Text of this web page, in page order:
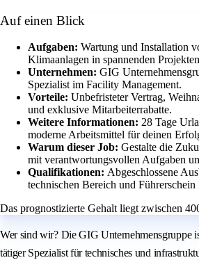
Auf einen Blick
Aufgaben: Wartung und Installation
Klimaanlagen in spannenden
Unternehmen: GIG
Spezialist im Facility Management.
Vorteile: Unbefristeter Vertrag,
und exklusive Mitarbeiterrabatte.
Weitere Informationen: 28 Tage
moderne Arbeitsmittel für deinen
Warum dieser Job: Gestalte die
mit verantwortungsvollen Aufgaben
Qualifikationen: Abgeschlossene
technischen Bereich und Führerschein
Das prognostizierte Gehalt liegt zwischen
Wer sind wir? Die GIG Unternehmensgruppe
tätiger Spezialist für technisches und